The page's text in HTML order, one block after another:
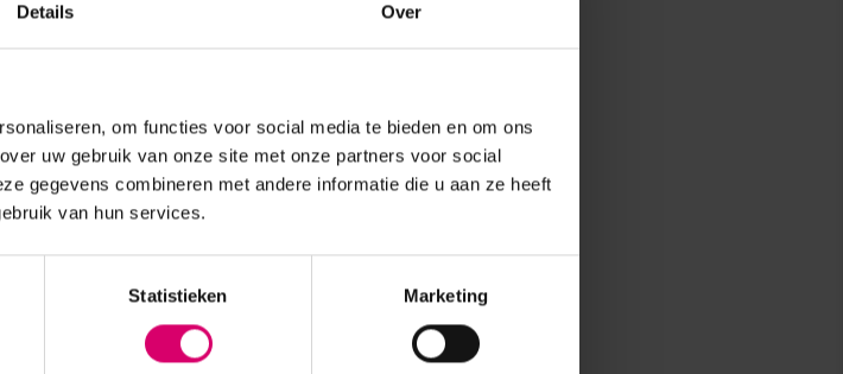
Details Over
om functies voor social media te bieden en om ons
uw gebruik van onze site met onze partners voor social
gegevens combineren met andere informatie die u aan ze heeft
van hun services.
Statistieken Marketing